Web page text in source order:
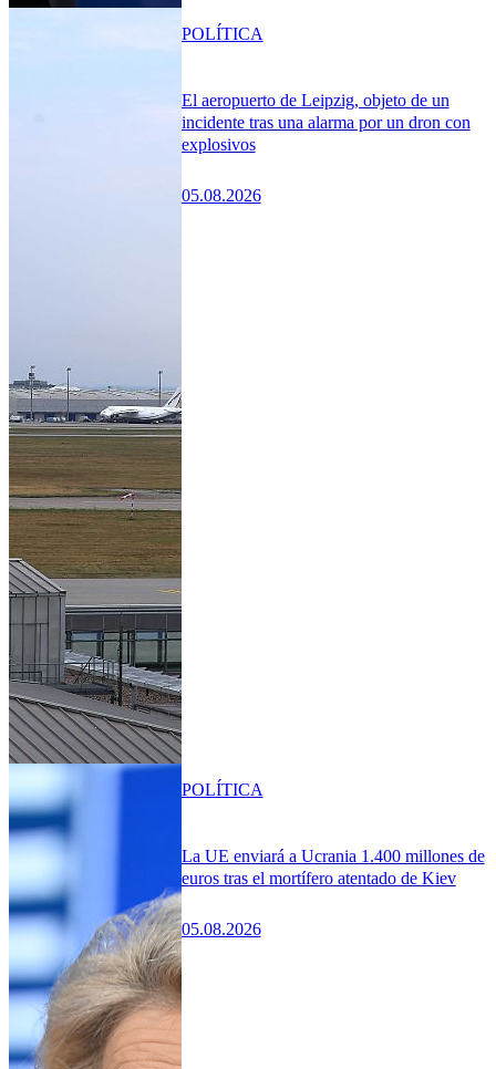
El aeropuerto de Leipzig, objeto de un
incidente tras una alarma por un dron con
explosivos
05.08.2026
POLÍTICA
La UE enviará a Ucrania 1.400 millones de
euros tras el mortífero atentado de Kiev
05.08.2026
POLÍTICA